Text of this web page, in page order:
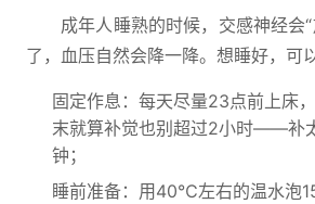
成年人睡熟的时候，交感神经会
了，血压自然会降一降。想睡好，可
固定作息：每天尽量23点前上床
末就算补觉也别超过2小时——补
钟；
睡前准备：用40℃左右的温水泡